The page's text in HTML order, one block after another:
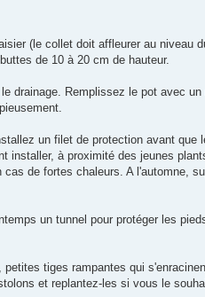
(le collet doit affleurer au niveau
de 10 à 20 cm de hauteur.
drainage. Remplissez le pot avec un
un filet de protection avant que
installer, à proximité des jeunes
de fortes chaleurs. A l'automne,
un tunnel pour protéger les
tiges rampantes qui
et replantez-les si vous le